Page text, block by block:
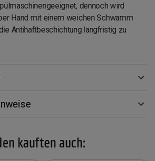
dennoch wird
Hand mit einem weichen Schwamm
Antihaftbeschichtung langfristig zu
kauften auch: